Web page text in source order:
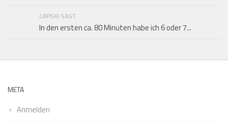
CAPSAI SAGT:
In den ersten ca. 80 Minuten habe ich 6 oder 7...
META
Anmelden